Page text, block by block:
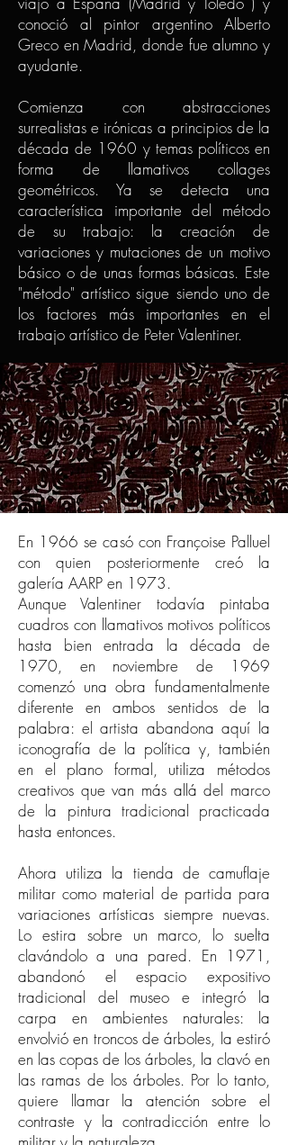
conoció al pintor argentino Alberto
Greco en Madrid, donde fue alumno y
ayudante.
Comienza con abstracciones
surrealistas e irónicas a principios de la
década de 1960 y temas políticos en
forma de llamativos collages
geométricos. Ya se detecta una
característica importante del método
de su trabajo: la creación de
variaciones y mutaciones de un motivo
básico o de unas formas básicas. Este
"método" artístico sigue siendo uno de
los factores más importantes en el
trabajo artístico de Peter Valentiner.
En 1966 se casó con Françoise Palluel
con quien posteriormente creó la
galería AARP en 1973.
Aunque Valentiner todavía pintaba
cuadros con llamativos motivos políticos
hasta bien entrada la década de
1970, en noviembre de 1969
comenzó una obra fundamentalmente
diferente en ambos sentidos de la
palabra: el artista abandona aquí la
iconografía de la política y, también
en el plano formal, utiliza métodos
creativos que van más allá del marco
de la pintura tradicional practicada
hasta entonces.
Ahora utiliza la tienda de camuflaje
militar como material de partida para
variaciones artísticas siempre nuevas.
Lo estira sobre un marco, lo suelta
clavándolo a una pared. En 1971,
abandonó el espacio expositivo
tradicional del museo e integró la
carpa en ambientes naturales: la
envolvió en troncos de árboles, la estiró
en las copas de los árboles, la clavó en
las ramas de los árboles. Por lo tanto,
quiere llamar la atención sobre el
contraste y la contradicción entre lo